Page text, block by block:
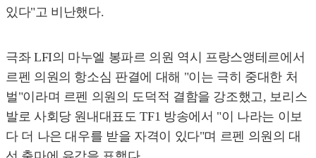
있다"고 비난했다.
극좌 LFI의 마누엘 봉파르 의원 역시 프랑스앵테르에서
르펜 의원의 항소심 판결에 대해 "이는 극히 중대한 처
벌"이라며 르펜 의원의 도덕적 결함을 강조했고, 보리스
발로 사회당 원내대표도 TF1 방송에서 "이 나라는 이보
다 더 나은 대우를 받을 자격이 있다"며 르펜 의원의 대